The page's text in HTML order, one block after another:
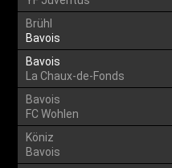
Brühl
Bavois
Bavois
La Chaux-de-Fonds
Bavois
FC Wohlen
Köniz
Bavois